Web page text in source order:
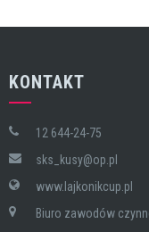
KONTAKT
12 644-24-75
sks_kusy@op.pl
www.lajkonikcup.pl
Biuro zawodów